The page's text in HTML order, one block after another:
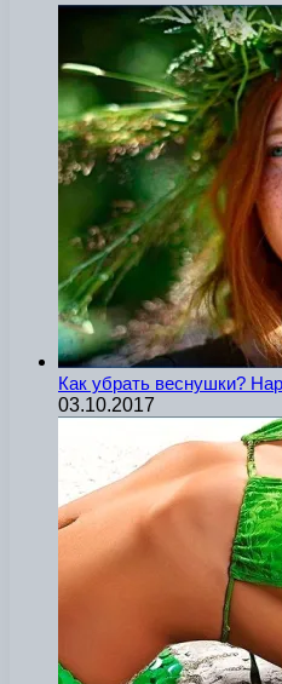
Как убрать веснушки?
03.10.2017